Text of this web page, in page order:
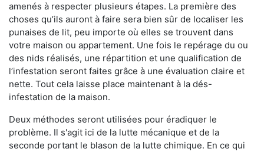
amenés à respecter plusieurs étapes. La première des
choses qu’ils auront à faire sera bien sûr de localiser les
punaises de lit, peu importe où elles se trouvent dans
votre maison ou appartement. Une fois le repérage du ou
des nids réalisés, une répartition et une qualification de
l’infestation seront faites grâce à une évaluation claire et
nette. Tout cela laisse place maintenant à la dés-
infestation de la maison.
Deux méthodes seront utilisées pour éradiquer le
problème. Il s'agit ici de la lutte mécanique et de la
seconde portant le blason de la lutte chimique. En ce qui